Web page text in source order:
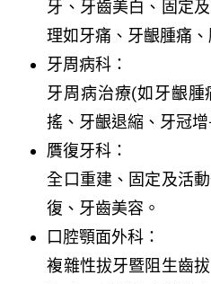
牙、牙齒美白、固定
理如牙痛、牙齦腫痛、
牙周病科：
牙周病治療(如牙齦
搖、牙齦退縮、牙冠
贋復牙科：
全口重建、固定及活
復、牙齒美容。
口腔顎面外科：
複雜性拔牙暨阻生齒